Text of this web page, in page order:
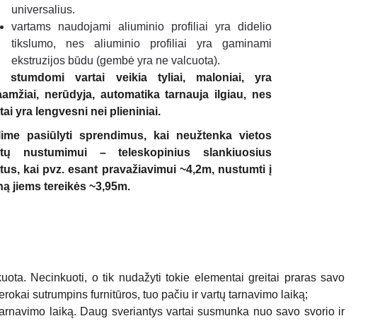
universalius.
vartams naudojami aliuminio profiliai yra didelio
tikslumo, nes aliuminio profiliai yra gaminami
ekstruzijos būdu (gembė yra ne valcuota).
stumdomi vartai veikia tyliai, maloniai, yra
nerūdyja, automatika tarnauja ilgiau, nes
yra lengvesni nei plieniniai.
pasiūlyti sprendimus, kai neužtenka vietos
nustumimui – teleskopinius slankiuosius
kai pvz. esant pravažiavimui ~4,2m, nustumti į
jiems tereikės ~3,95m.
Necinkuoti, o tik nudažyti tokie elementai greitai praras savo
sutrumpins furnitūros, tuo pačiu ir vartų tarnavimo laiką;
laiką. Daug sveriantys vartai susmunka nuo savo svorio ir